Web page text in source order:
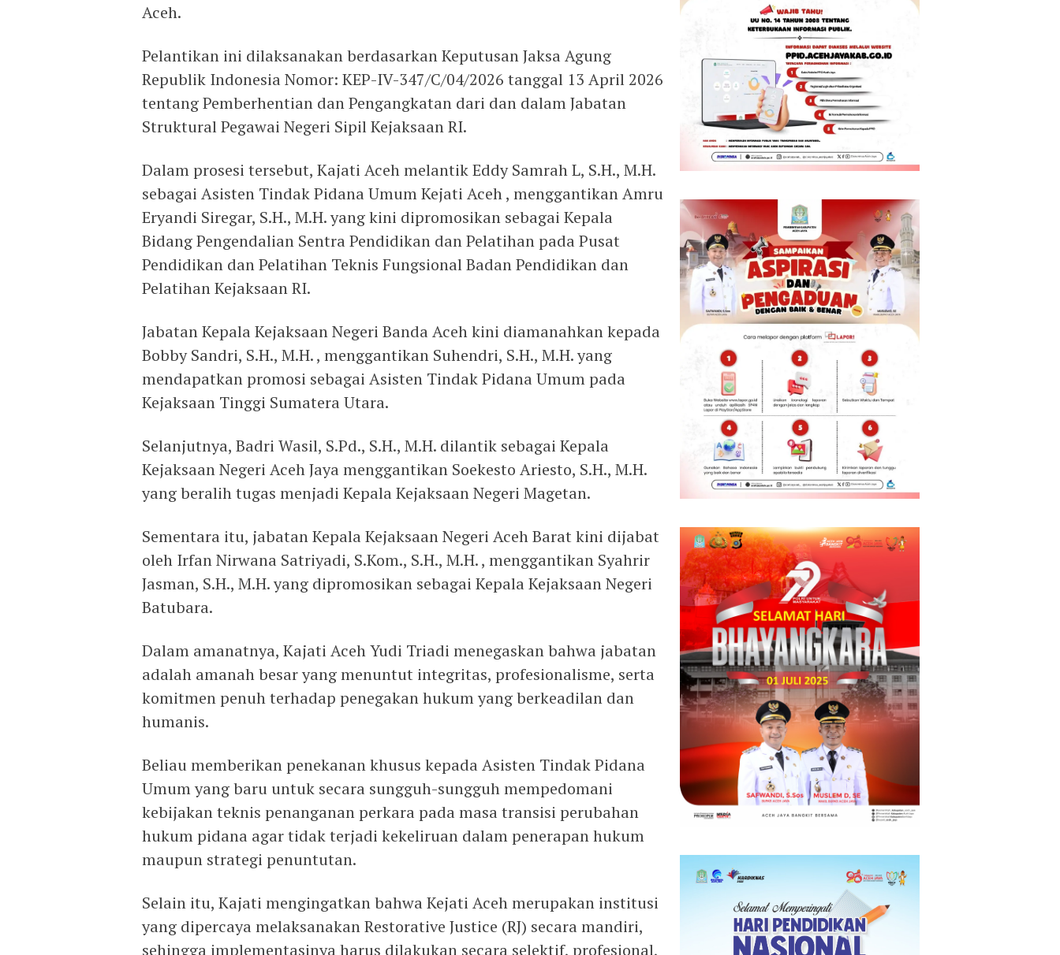
Aceh.
Pelantikan ini dilaksanakan berdasarkan Keputusan Jaksa Agung
Republik Indonesia Nomor: KEP-IV-347/C/04/2026 tanggal 13 April 2026
tentang Pemberhentian dan Pengangkatan dari dan dalam Jabatan
Struktural Pegawai Negeri Sipil Kejaksaan RI.
Dalam prosesi tersebut, Kajati Aceh melantik Eddy Samrah L, S.H., M.H.
sebagai Asisten Tindak Pidana Umum Kejati Aceh , menggantikan Amru
Eryandi Siregar, S.H., M.H. yang kini dipromosikan sebagai Kepala
Bidang Pengendalian Sentra Pendidikan dan Pelatihan pada Pusat
Pendidikan dan Pelatihan Teknis Fungsional Badan Pendidikan dan
Pelatihan Kejaksaan RI.
Jabatan Kepala Kejaksaan Negeri Banda Aceh kini diamanahkan kepada
Bobby Sandri, S.H., M.H. , menggantikan Suhendri, S.H., M.H. yang
mendapatkan promosi sebagai Asisten Tindak Pidana Umum pada
Kejaksaan Tinggi Sumatera Utara.
Selanjutnya, Badri Wasil, S.Pd., S.H., M.H. dilantik sebagai Kepala
Kejaksaan Negeri Aceh Jaya menggantikan Soekesto Ariesto, S.H., M.H.
yang beralih tugas menjadi Kepala Kejaksaan Negeri Magetan.
Sementara itu, jabatan Kepala Kejaksaan Negeri Aceh Barat kini dijabat
oleh Irfan Nirwana Satriyadi, S.Kom., S.H., M.H. , menggantikan Syahrir
Jasman, S.H., M.H. yang dipromosikan sebagai Kepala Kejaksaan Negeri
Batubara.
Dalam amanatnya, Kajati Aceh Yudi Triadi menegaskan bahwa jabatan
adalah amanah besar yang menuntut integritas, profesionalisme, serta
komitmen penuh terhadap penegakan hukum yang berkeadilan dan
humanis.
Beliau memberikan penekanan khusus kepada Asisten Tindak Pidana
Umum yang baru untuk secara sungguh-sungguh mempedomani
kebijakan teknis penanganan perkara pada masa transisi perubahan
hukum pidana agar tidak terjadi kekeliruan dalam penerapan hukum
maupun strategi penuntutan.
Selain itu, Kajati mengingatkan bahwa Kejati Aceh merupakan institusi
yang dipercaya melaksanakan Restorative Justice (RJ) secara mandiri,
sehingga implementasinya harus dilakukan secara selektif, profesional,